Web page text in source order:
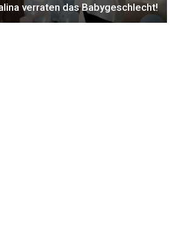
verraten das Babygeschlecht!